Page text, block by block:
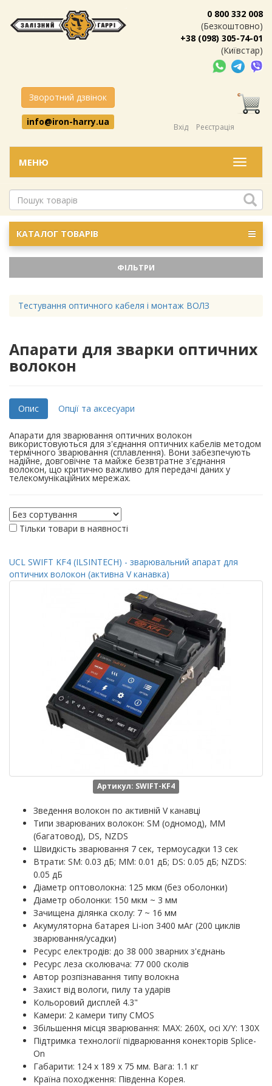
0 800 332 008
(Безкоштовно)
+38 (098) 305-74-01
(Київстар)
Зворотний дзвінок
info@iron-harry.ua
Вхід Реєстрація
Меню
МЕНЮ
КАТАЛОГ ТОВАРІВ
ФІЛЬТРИ
Тестування оптичного кабеля і монтаж ВОЛЗ
Апарати для зварки оптичних
волокон
Опис Опції та аксесуари
Апарати для зварювання оптичних волокон
використовуються для з'єднання оптичних кабелів методом
термічного зварювання (сплавлення). Вони забезпечують
надійне, довговічне та майже безвтратне з'єднання
волокон, що критично важливо для передачі даних у
телекомунікаційних мережах.
Тільки товари в наявності
UCL SWIFT KF4 (ILSINTECH) - зварювальний апарат для
оптичних волокон (активна V канавка)
Артикул: SWIFT-KF4
Зведення волокон по активній V канавці
Типи зварюваних волокон: SM (одномод), MM
(багатовод), DS, NZDS
Швидкість зварювання 7 сек, термоусадки 13 сек
Втрати: SM: 0.03 дБ; MM: 0.01 дБ; DS: 0.05 дБ; NZDS:
0.05 дБ
Діаметр оптоволокна: 125 мкм (без оболонки)
Діаметр оболонки: 150 мкм ~ 3 мм
Зачищена ділянка сколу: 7 ~ 16 мм
Акумуляторна батарея Li-ion 3400 мАг (200 циклів
зварювання/усадки)
Ресурс електродів: до 38 000 зварних з'єднань
Ресурс леза сколювача: 77 000 сколів
Автор розпізнавання типу волокна
Захист від вологи, пилу та ударів
Кольоровий дисплей 4.3"
Камери: 2 камери типу CMOS
Збільшення місця зварювання: MAX: 260X, осі X/Y: 130X
Підтримка технології підварювання конекторів Splice-
On
Габарити: 124 х 189 х 75 мм. Вага: 1.1 кг
Країна походження: Південна Корея.